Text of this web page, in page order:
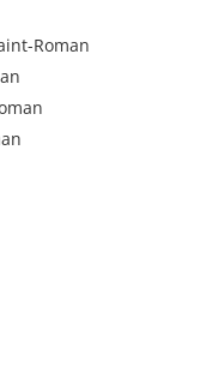
Roman